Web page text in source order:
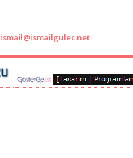
ismail@ismailgulec.net